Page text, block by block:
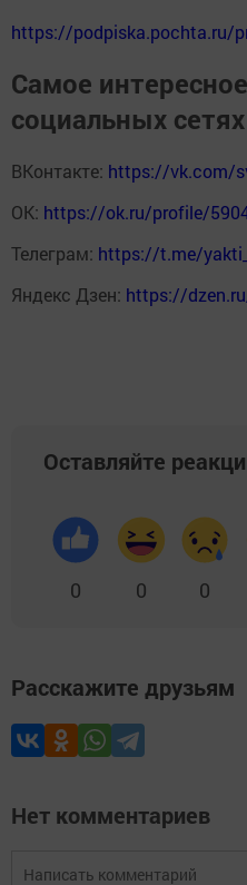
https://podpiska.pochta.ru/
Самое
социальных сетях
ВКонтакте: https://vk.com/
ОК: https://ok.ru/profile/
Телеграм: https://t.me/
Яндекс Дзен: https://
Оставляйте
0 0 0
Расскажите друзьям
Нет комментариев